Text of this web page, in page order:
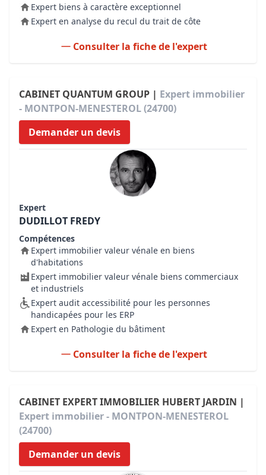
Expert biens à caractère exceptionnel
Expert en analyse du recul du trait de côte
Consulter la fiche de l'expert
CABINET QUANTUM GROUP | Expert immobilier
- MONTPON-MENESTEROL (24700)
Demander un devis
Expert
DUDILLOT FREDY
Compétences
Expert immobilier valeur vénale en biens
d'habitations
Expert immobilier valeur vénale biens commerciaux
et industriels
Expert audit accessibilité pour les personnes
handicapées pour les ERP
Expert en Pathologie du bâtiment
Consulter la fiche de l'expert
CABINET EXPERT IMMOBILIER HUBERT JARDIN |
Expert immobilier - MONTPON-MENESTEROL
(24700)
Demander un devis